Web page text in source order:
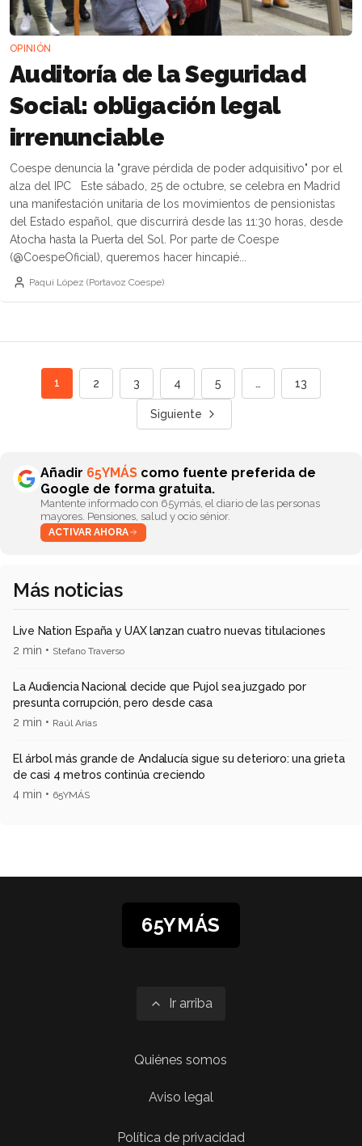
OPINIÓN
Auditoría de la Seguridad
Social: obligación legal
irrenunciable
Coespe denuncia la "grave pérdida de poder adquisitivo" por el
alza del IPC Este sábado, 25 de octubre, se celebra en Madrid
una manifestación unitaria de los movimientos de pensionistas
del Estado español, que discurrirá desde las 11:30 horas, desde
Atocha hasta la Puerta del Sol. Por parte de Coespe
(@CoespeOficial), queremos hacer hincapié...
Paqui López (Portavoz Coespe)
1 2 3 4 5 … 13
Siguiente
Añadir 65YMÁS como fuente preferida de
Google de forma gratuita.
Mantente informado con 65ymás, el diario de las personas
mayores. Pensiones, salud y ocio sénior.
ACTIVAR AHORA
Más noticias
Live Nation España y UAX lanzan cuatro nuevas titulaciones
2 min • Stefano Traverso
La Audiencia Nacional decide que Pujol sea juzgado por
presunta corrupción, pero desde casa
2 min • Raúl Arias
El árbol más grande de Andalucía sigue su deterioro: una grieta
de casi 4 metros continúa creciendo
4 min • 65YMÁS
65YMÁS
Ir arriba
Quiénes somos
Aviso legal
Política de privacidad